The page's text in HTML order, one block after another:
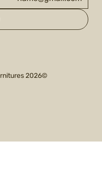
©2026 The Butcher's furnitures.